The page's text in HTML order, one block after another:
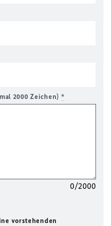
2000 Zeichen) *
0/2000
vorstehenden